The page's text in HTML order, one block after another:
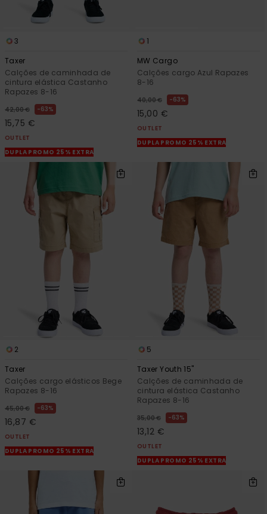
3
Taxer
Calções de caminhada de
cintura elástica Castanho
Rapazes 8-16
42,00 € 63%
15,75 €
OUTLET
DUPLA PROMO 25% EXTRA
1
MW Cargo
Calções cargo Azul Rapazes
8-16
40,00 € 63%
15,00 €
OUTLET
DUPLA PROMO 25% EXTRA
2
Taxer
Calções cargo elásticos Bege
Rapazes 8-16
45,00 € 63%
16,87 €
OUTLET
DUPLA PROMO 25% EXTRA
5
Taxer Youth 15"
Calções de caminhada de
cintura elástica Castanho
Rapazes 8-16
35,00 € 63%
13,12 €
OUTLET
DUPLA PROMO 25% EXTRA